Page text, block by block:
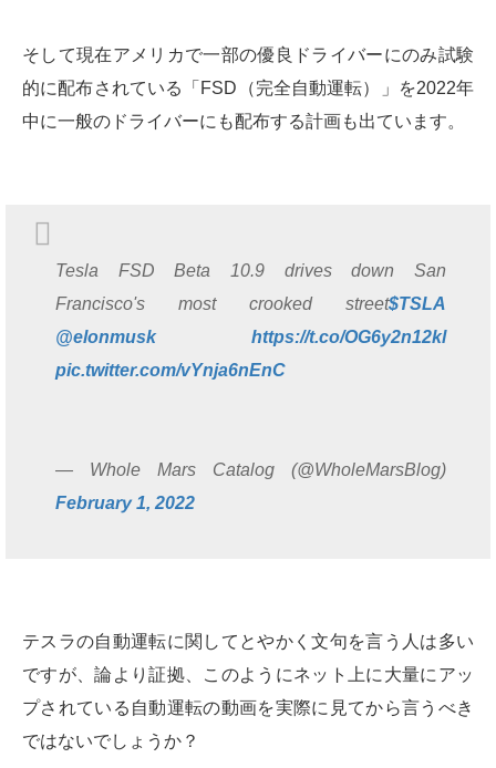
そして現在アメリカで一部の優良ドライバーにのみ試験
的に配布されている「FSD（完全自動運転）」を2022年
中に一般のドライバーにも配布する計画も出ています。
Tesla FSD Beta 10.9 drives down San
Francisco's most crooked street$TSLA
@elonmusk
https://t.co/OG6y2n12kl
pic.twitter.com/vYnja6nEnC
— Whole Mars Catalog (@WholeMarsBlog)
February 1, 2022
テスラの自動運転に関してとやかく文句を言う人は多い
ですが、論より証拠、このようにネット上に大量にアッ
プされている自動運転の動画を実際に見てから言うべき
ではないでしょうか？